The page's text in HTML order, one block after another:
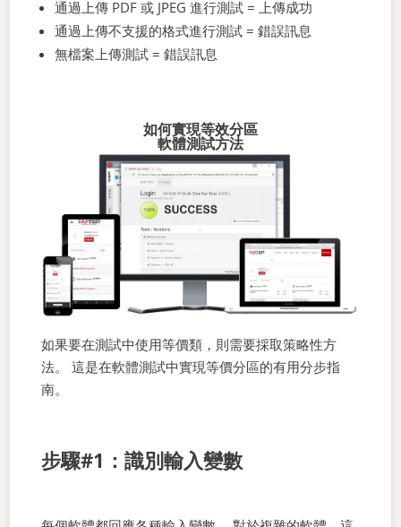
通過上傳 PDF 或 JPEG 進行測試 = 上傳成功
通過上傳不支援的格式進行測試 = 錯誤訊息
無檔案上傳測試 = 錯誤訊息
如何實現等效分區
軟體測試方法
如果要在測試中使用等價類，則需要採取策略性方
法。 這是在軟體測試中實現等價分區的有用分步指
南。
步驟#1：識別輸入變數